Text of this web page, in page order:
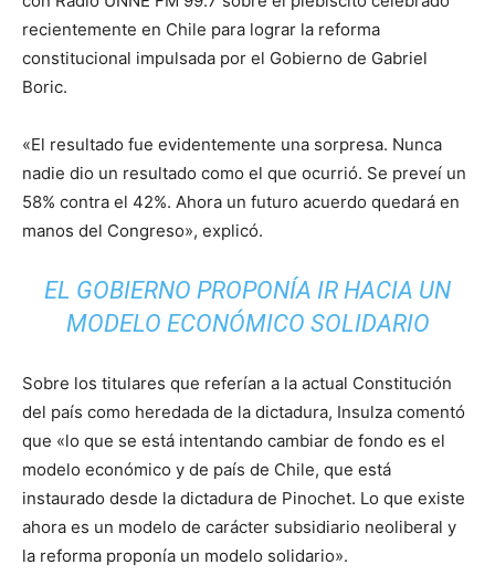
recientemente en Chile para lograr la reforma
constitucional impulsada por el Gobierno de Gabriel
Boric.
«El resultado fue evidentemente una sorpresa. Nunca
nadie dio un resultado como el que ocurrió. Se preveí un
58% contra el 42%. Ahora un futuro acuerdo quedará en
manos del Congreso», explicó.
EL GOBIERNO PROPONÍA IR HACIA UN
MODELO ECONÓMICO SOLIDARIO
Sobre los titulares que referían a la actual Constitución
del país como heredada de la dictadura, Insulza comentó
que «lo que se está intentando cambiar de fondo es el
modelo económico y de país de Chile, que está
instaurado desde la dictadura de Pinochet. Lo que existe
ahora es un modelo de carácter subsidiario neoliberal y
la reforma proponía un modelo solidario».